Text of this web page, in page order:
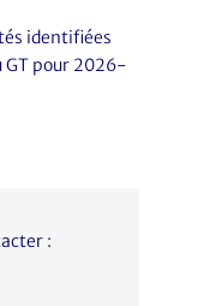
identifiées
GT pour 2026-
: